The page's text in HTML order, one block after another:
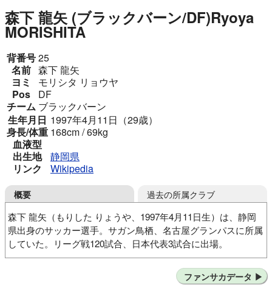
森下 龍矢 (ブラックバーン/DF)Ryoya
MORISHITA
背番号25
名前 森下 龍矢
ヨミ
モリシタ リョウヤ
Pos
DF
チーム ブラックバーン
生年月日 1997年4月11日（29歳）
身長/体重 168cm / 69kg
血液型
出生地
静岡県
リンク
Wikipedia
概要
森下 龍矢（もりした りょうや、1997年4月11日生）は、静岡
県出身のサッカー選手。サガン鳥栖、名古屋グランパスに所属
していた。リーグ戦120試合、日本代表3試合に出場。
過去の所属クラブ
名古屋グランパス ファンサカデータ